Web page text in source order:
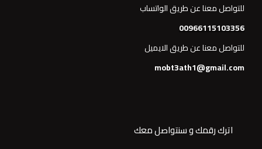
للتواصل معنا عن طريق الواتساب
00966115103356
للتواصل معنا عن طريق الايميل
mobt3ath1@gmail.com
اترك رقمك و سنتواصل معك